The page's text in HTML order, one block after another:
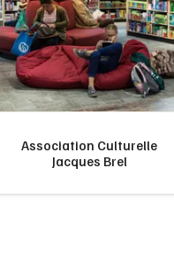
Association Culturelle
Jacques Brel